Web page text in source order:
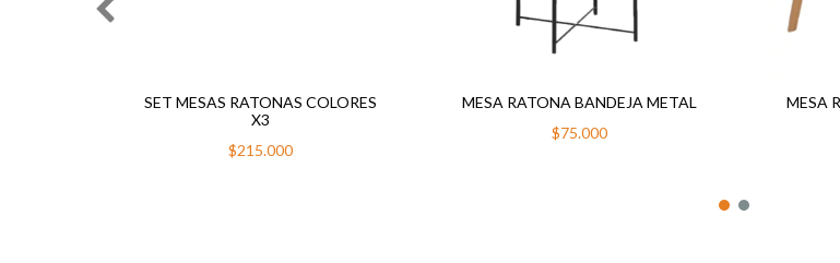
SET MESAS RATONAS COLORES
X3
$215.000
MESA RATONA BANDEJA METAL
$75.000
MESA